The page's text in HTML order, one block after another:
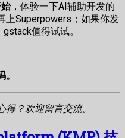
，体验一下AI辅助开发的
上Superpowers；如果你发
值得试试。
？欢迎留言交流。